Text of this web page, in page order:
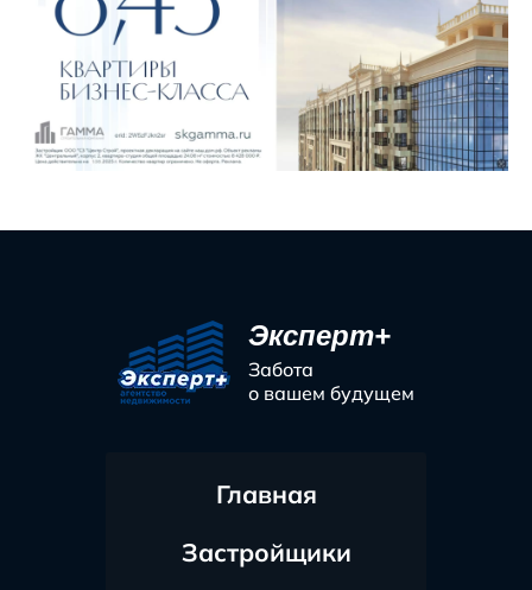
Эксперт+
Забота
о вашем будущем
Главная
Застройщики